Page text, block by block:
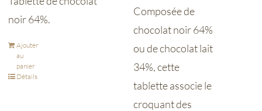
noir 64%.
Ajouter
au
panier
Détails
Composée de
chocolat noir 64%
ou de chocolat lait
34%, cette
tablette associe le
croquant des